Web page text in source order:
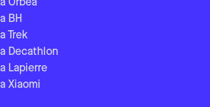
Orbea
BH
Trek
Decathlon
Lapierre
Xiaomi